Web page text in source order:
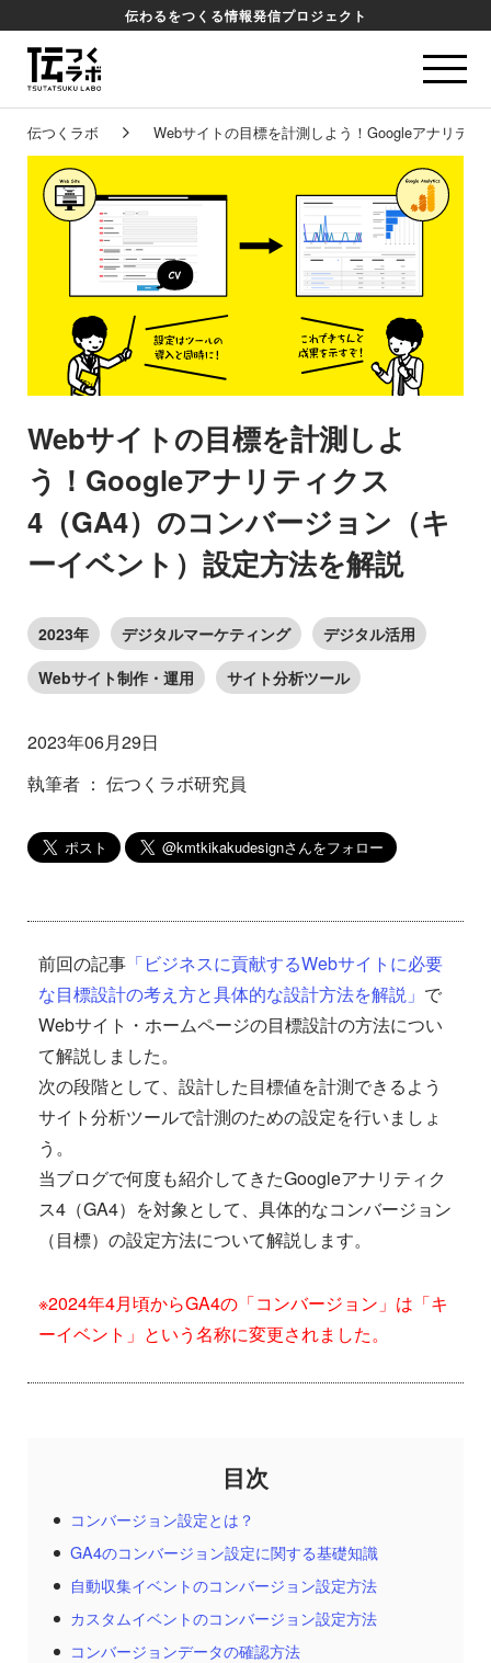
伝わるをつくる情報発信プロジェクト
伝つくラボ Webサイトの目標を計測しよう！Googleアナリテ
Webサイトの目標を計測しよ
う！Googleアナリティクス
4（GA4）のコンバージョン（キ
ーイベント）設定方法を解説
2023年 デジタルマーケティング
デジタル活用
Webサイト制作・運用
サイト分析ツール
2023年06月29日
執筆者 ： 伝つくラボ研究員
前回の記事 「ビジネスに貢献するWebサイトに必要
な目標設計の考え方と具体的な設計方法を解説」 で
Webサイト・ホームページの目標設計の方法につい
て解説しました。
次の段階として、設計した目標値を計測できるよう
サイト分析ツールで計測のための設定を行いましょ
う。
当ブログで何度も紹介してきたGoogleアナリティク
ス4（GA4）を対象として、具体的なコンバージョン
（目標）の設定方法について解説します。
※2024年4月頃からGA4の「コンバージョン」は「キ
ーイベント」という名称に変更されました。
コンバージョン設定とは？
GA4のコンバージョン設定に関する基礎知識
自動収集イベントのコンバージョン設定方法
カスタムイベントのコンバージョン設定方法
コンバージョンデータの確認方法